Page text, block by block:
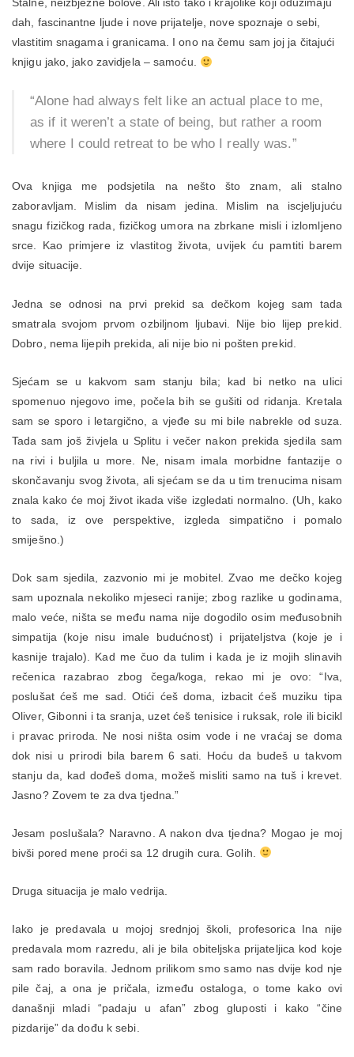
Stalne, neizbježne bolove. Ali isto tako i krajolike koji oduzimaju
dah, fascinantne ljude i nove prijatelje, nove spoznaje o sebi,
vlastitim snagama i granicama. I ono na čemu sam joj ja čitajući
knjigu jako, jako zavidjela – samoću.
“Alone had always felt like an actual place to me,
as if it weren’t a state of being, but rather a room
where I could retreat to be who I really was.”
Ova knjiga me podsjetila na nešto što znam, ali stalno
zaboravljam. Mislim da nisam jedina. Mislim na iscjeljujuću
snagu fizičkog rada, fizičkog umora na zbrkane misli i izlomljeno
srce. Kao primjere iz vlastitog života, uvijek ću pamtiti barem
dvije situacije.
Jedna se odnosi na prvi prekid sa dečkom kojeg sam tada
smatrala svojom prvom ozbiljnom ljubavi. Nije bio lijep prekid.
Dobro, nema lijepih prekida, ali nije bio ni pošten prekid.
Sjećam se u kakvom sam stanju bila; kad bi netko na ulici
spomenuo njegovo ime, počela bih se gušiti od ridanja. Kretala
sam se sporo i letargično, a vjeđe su mi bile nabrekle od suza.
Tada sam još živjela u Splitu i večer nakon prekida sjedila sam
na rivi i buljila u more. Ne, nisam imala morbidne fantazije o
skončavanju svog života, ali sjećam se da u tim trenucima nisam
znala kako će moj život ikada više izgledati normalno. (Uh, kako
to sada, iz ove perspektive, izgleda simpatično i pomalo
smiješno.)
Dok sam sjedila, zazvonio mi je mobitel. Zvao me dečko kojeg
sam upoznala nekoliko mjeseci ranije; zbog razlike u godinama,
malo veće, ništa se među nama nije dogodilo osim međusobnih
simpatija (koje nisu imale budućnost) i prijateljstva (koje je i
kasnije trajalo). Kad me čuo da tulim i kada je iz mojih slinavih
rečenica razabrao zbog čega/koga, rekao mi je ovo: “Iva,
poslušat ćeš me sad. Otići ćeš doma, izbacit ćeš muziku tipa
Oliver, Gibonni i ta sranja, uzet ćeš tenisice i ruksak, role ili bicikl
i pravac priroda. Ne nosi ništa osim vode i ne vraćaj se doma
dok nisi u prirodi bila barem 6 sati. Hoću da budeš u takvom
stanju da, kad dođeš doma, možeš misliti samo na tuš i krevet.
Jasno? Zovem te za dva tjedna.”
Jesam poslušala? Naravno. A nakon dva tjedna? Mogao je moj
bivši pored mene proći sa 12 drugih cura. Golih.
Druga situacija je malo vedrija.
Iako je predavala u mojoj srednjoj školi, profesorica Ina nije
predavala mom razredu, ali je bila obiteljska prijateljica kod koje
sam rado boravila. Jednom prilikom smo samo nas dvije kod nje
pile čaj, a ona je pričala, između ostaloga, o tome kako ovi
današnji mladi “padaju u afan” zbog gluposti i kako “čine
pizdarije” da dođu k sebi.